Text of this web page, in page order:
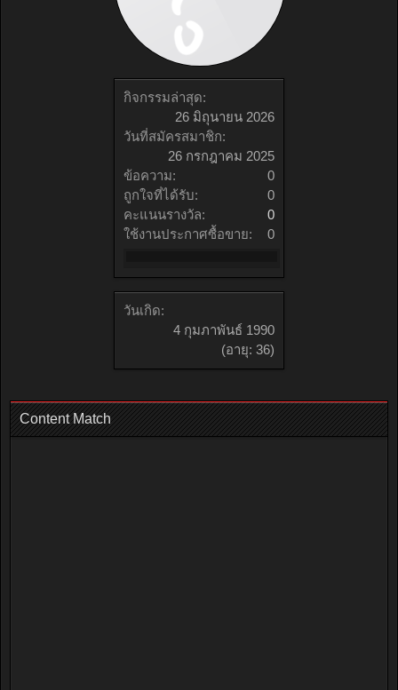
กิจกรรมล่าสุด:
26 มิถุนายน 2026
วันที่สมัครสมาชิก:
26 กรกฎาคม 2025
ข้อความ:
0
ถูกใจที่ได้รับ:
0
คะแนนรางวัล:
0
ใช้งานประกาศซื้อขาย:
0
วันเกิด:
4 กุมภาพันธ์ 1990
(อายุ: 36)
Content Match